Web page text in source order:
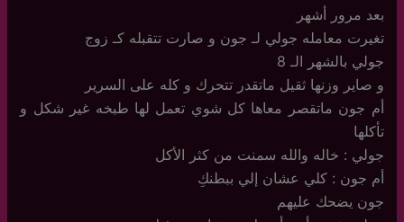
بعد مرور أشهر
تغيرت معامله جولي لـ جون و صارت تتقبله كـ زوج
جولي بالشهر الـ 8
و صاير وزنها ثقيل ماتقدر تتحرك و كله على السرير
أم جون ماتقصر معاها كل شوي تعمل لها طبخه غير شكل و
تأكلها
جولي : خاله والله سمنت من كثر الأكل
أم جون : كلي عشان إلي ببطنكِ
جون يضحك عليهم